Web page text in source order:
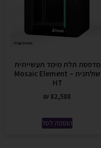
מדפסת תלת מימד תעשייתית
שולחנית – Mosaic Element
HT
₪ 82,588
הוספה לסל